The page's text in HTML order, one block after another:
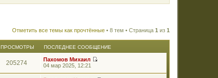
Отметить все темы как прочтённые • 8 тем • Страница 1 из 1
ПРОСМОТРЫ ПОСЛЕДНЕЕ СООБЩЕНИЕ
205274
Пахомов Михаил
р
04 мар 2025, 12:21